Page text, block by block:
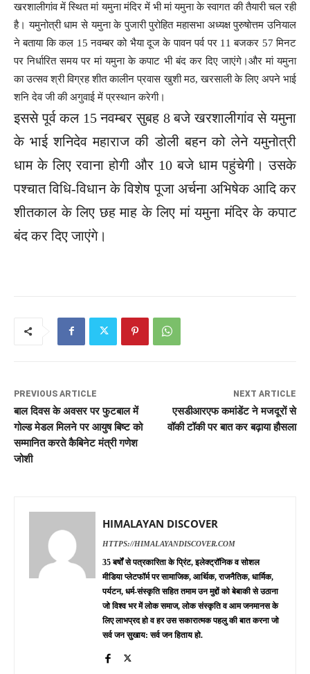
खरशालीगांव में स्थित मां यमुना मंदिर में भी मां यमुना के स्वागत की तैयारी चल रही
है। यमुनोत्री धाम से यमुना के पुजारी पुरोहित महासभा अध्यक्ष पुरुषोत्तम उनियाल
ने बताया कि कल 15 नवम्बर को भैया दूज के पावन पर्व पर 11 बजकर 57 मिनट
पर निर्धारित समय पर मां यमुना के कपाट भी बंद कर दिए जाएंगे।और मां यमुना
का उत्सव श्री विग्रह शीत कालीन प्रवास खुशी मठ, खरसाली के लिए अपने भाई
शनि देव जी की अगुवाई में प्रस्थान करेगी।
इससे पूर्व कल 15 नवम्बर सुबह 8 बजे खरशालीगांव से यमुना
के भाई शनिदेव महाराज की डोली बहन को लेने यमुनोत्री
धाम के लिए रवाना होगी और 10 बजे धाम पहुंचेगी। उसके
पश्चात विधि-विधान के विशेष पूजा अर्चना अभिषेक आदि कर
शीतकाल के लिए छह माह के लिए मां यमुना मंदिर के कपाट
बंद कर दिए जाएंगे।
PREVIOUS ARTICLE
बाल दिवस के अवसर पर फुटबाल में
गोल्ड मेडल मिलने पर आयुष बिष्ट को
सम्मानित करते कैबिनेट मंत्री गणेश
जोशी
NEXT ARTICLE
एसडीआरएफ कमांडेंट ने मजदूरों से
वॉकी टॉकी पर बात कर बढ़ाया हौसला
HIMALAYAN DISCOVER
HTTPS://HIMALAYANDISCOVER.COM
35 बर्षों से पत्रकारिता के प्रिंट, इलेक्ट्रॉनिक व सोशल
मीडिया प्लेटफॉर्म पर सामाजिक, आर्थिक, राजनैतिक, धार्मिक,
पर्यटन, धर्म-संस्कृति सहित तमाम उन मुद्दों को बेबाकी से उठाना
जो विश्व भर में लोक समाज, लोक संस्कृति व आम जनमानस के
लिए लाभप्रद हो व हर उस सकारात्मक पहलु की बात करना जो
सर्व जन सुखाय: सर्व जन हिताय हो.